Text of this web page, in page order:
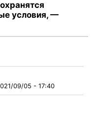
условия, —
09/05 - 17:40